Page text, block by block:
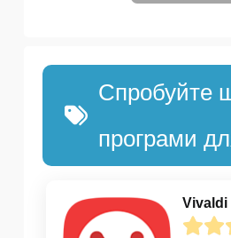
Спробуйте
програми
Vivaldi